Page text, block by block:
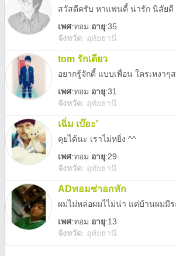
สวัสดีครับ หาแฟนดี้ น่ารัก นิสัยดี
เพศ:ทอม อายุ:35
จังหวัด: อุทัยธานี
tom รักเดียว
เพศ:ทอม อายุ:31
จังหวัด: อุทัยธานี
เฉิ่ม เบ๊อะ'
คุยได้นะ เราไม่หยิ่ง ^^
เพศ:ทอม อายุ:29
จังหวัด: อุทัยธานี
ADทอมซ่าอกหัก
ผมไม่หล่อผมไไม่น่า แต่บ้านผมมี
เพศ:ทอม อายุ:13
จังหวัด: อุทัยธานี